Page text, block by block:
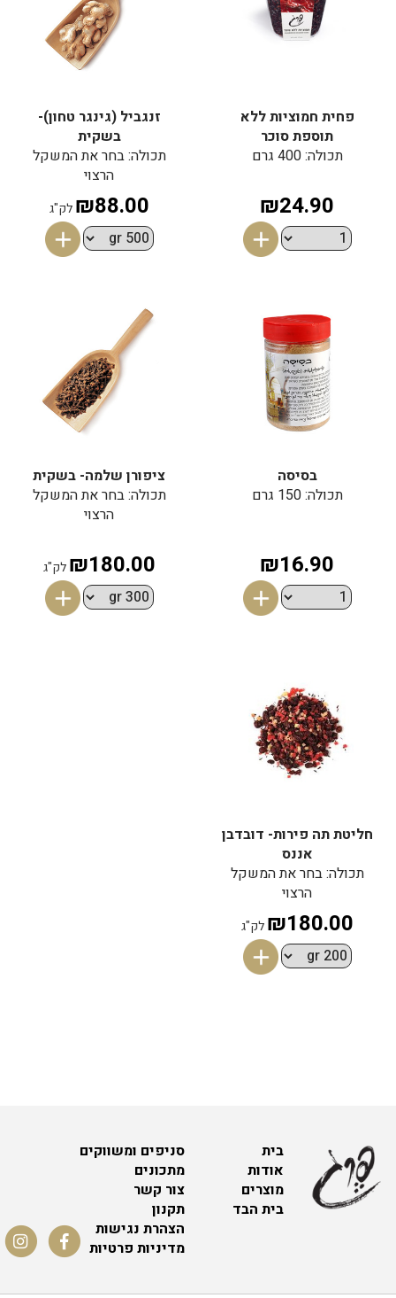
פחית חמוציות ללא
תוספת סוכר
תכולה: 400 גרם
₪24.90
זנגביל (גינגר טחון)-
בשקית
תכולה: בחר את המשקל
הרצוי
₪88.00לק"ג
בסיסה
תכולה: 150 גרם
₪16.90
ציפורן שלמה- בשקית
תכולה: בחר את המשקל
הרצוי
₪180.00לק"ג
חליטת תה פירות- דובדבן
אננס
תכולה: בחר את המשקל
הרצוי
₪180.00לק"ג
סניפים ומשווקים
מתכונים
צור קשר
תקנון
הצהרת נגישות
מדיניות פרטיות
בית
אודות
מוצרים
בית הבד